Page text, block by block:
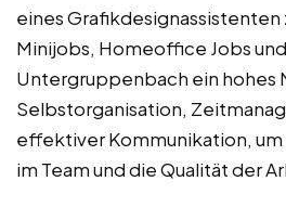
eines
Minijobs, Homeoffice Jobs
Untergruppenbach ein hohes
Selbstorganisation,
effektiver Kommunikation,
im Team und die Qualität der